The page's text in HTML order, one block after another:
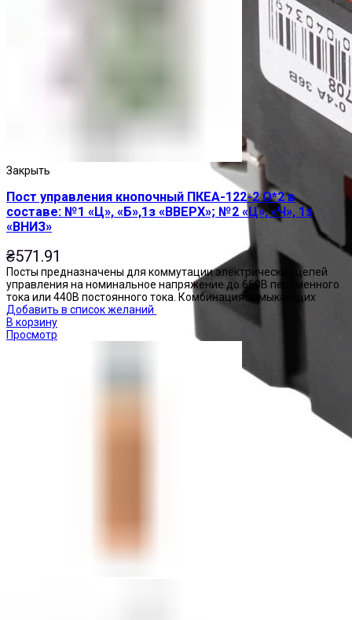
Закрыть
Пост управления кнопочный ПКЕА-122-2 О*2 в
составе: №1 «Ц», «Б»,1з «ВВЕРХ»; №2 «Ц», «Ч», 1з
«ВНИЗ»
₴571.91
Посты предназначены для коммутации электрических цепей
управления на номинальное напряжение до 660В переменного
тока или 440В постоянного тока. Комбинация замыкающих
Добавить в список желаний
В корзину
Просмотр